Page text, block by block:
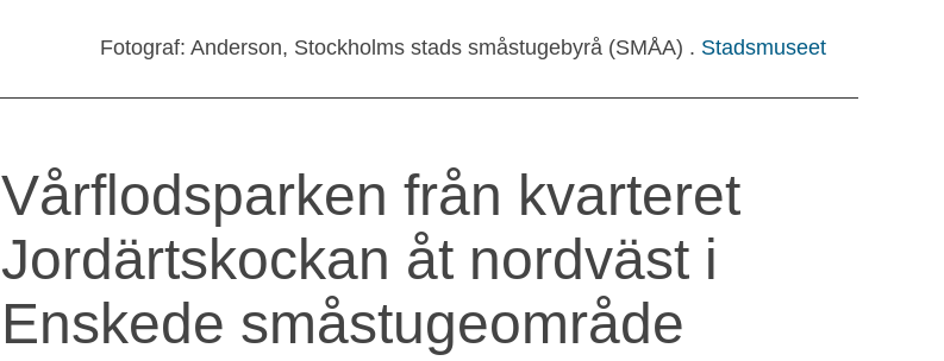
Fotograf: Anderson, Stockholms stads småstugebyrå (SMÅA) . Stadsmuseet
Vårflodsparken från kvarteret
Jordärtskockan åt nordväst i
Enskede småstugeområde